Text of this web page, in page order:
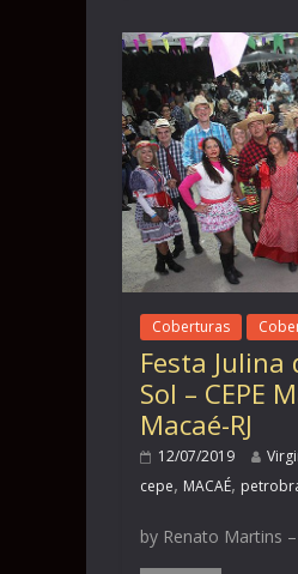
Coberturas
Festa Julina
Sol – CEPE
Macaé-RJ
12/07/2019
cepe, MACAÉ,
by Renato Martins